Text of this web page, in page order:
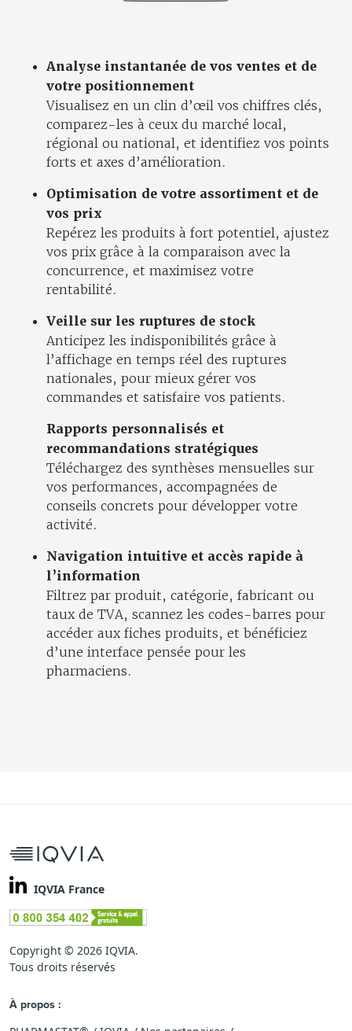
Analyse instantanée de vos ventes et de
votre positionnement
Visualisez en un clin d’œil vos chiffres clés,
comparez-les à ceux du marché local,
régional ou national, et identifiez vos points
forts et axes d’amélioration.
Optimisation de votre assortiment et de
vos prix
Repérez les produits à fort potentiel, ajustez
vos prix grâce à la comparaison avec la
concurrence, et maximisez votre
rentabilité.
Veille sur les ruptures de stock
Anticipez les indisponibilités grâce à
l’affichage en temps réel des ruptures
nationales, pour mieux gérer vos
commandes et satisfaire vos patients.
Rapports personnalisés et
recommandations stratégiques
Téléchargez des synthèses mensuelles sur
vos performances, accompagnées de
conseils concrets pour développer votre
activité.
Navigation intuitive et accès rapide à
l’information
Filtrez par produit, catégorie, fabricant ou
taux de TVA, scannez les codes-barres pour
accéder aux fiches produits, et bénéficiez
d’une interface pensée pour les
pharmaciens.
IQVIA France
Copyright © 2026 IQVIA.
Tous droits réservés
À propos :